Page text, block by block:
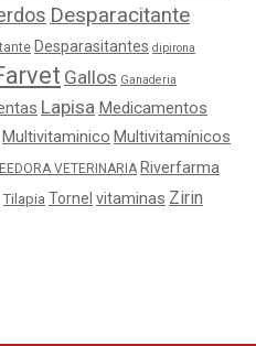
Desparacitante
Desparasitantes dipirona
Gallos Ganaderia
Lapisa Medicamentos
Multivitaminico Multivitamínicos
VETERINARIA Riverfarma
Tilapia Tornel vitaminas Zirin